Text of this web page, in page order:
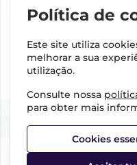
Select
Direção Técnica
FARMÁCIA IMPERIAL,
Junqueiro, S.A.
NIPC: 509342485
Política de
Este site utiliza
melhorar a sua
utilização.
Consulte nossa
para obter mais
Cookies